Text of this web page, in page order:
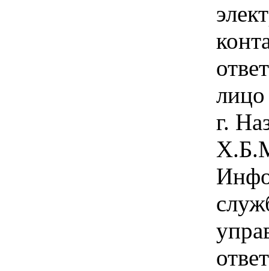
лицо
г.